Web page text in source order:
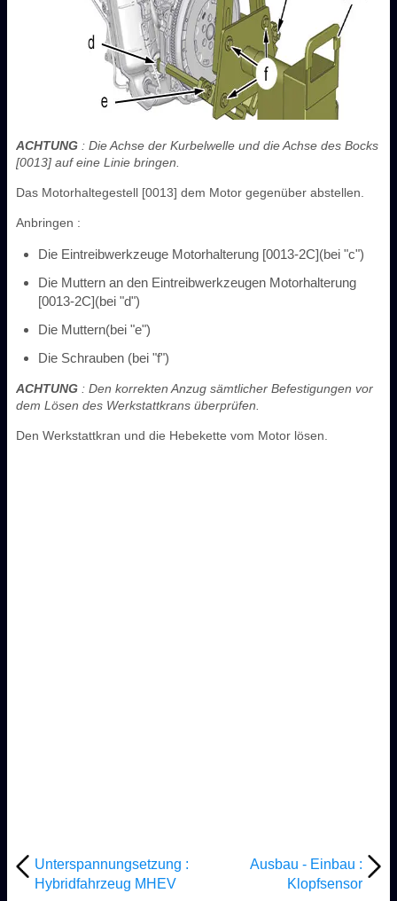
ACHTUNG : Die Achse der Kurbelwelle und die Achse des Bocks
[0013] auf eine Linie bringen.
Das Motorhaltegestell [0013] dem Motor gegenüber abstellen.
Anbringen :
Die Eintreibwerkzeuge Motorhalterung [0013-2C](bei "c")
Die Muttern an den Eintreibwerkzeugen Motorhalterung
[0013-2C](bei "d")
Die Muttern(bei "e")
Die Schrauben (bei "f")
ACHTUNG : Den korrekten Anzug sämtlicher Befestigungen vor
dem Lösen des Werkstattkrans überprüfen.
Den Werkstattkran und die Hebekette vom Motor lösen.
Unterspannungsetzung :
Hybridfahrzeug MHEV
Ausbau - Einbau :
Klopfsensor